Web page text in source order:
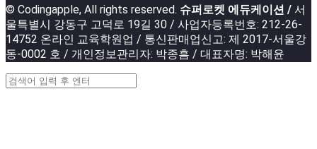
© Codingapple, All rights reserved. 슈퍼로켓 에듀케이션 / 서
울특별시 강동구 고덕로 19길 30 / 사업자등록번호: 212-26-
14752 온라인 교육학원업 / 통신판매업신고: 제 2017-서울강
동-0002 호 / 개인정보관리자: 박종흠 / 대표자명: 박해윤